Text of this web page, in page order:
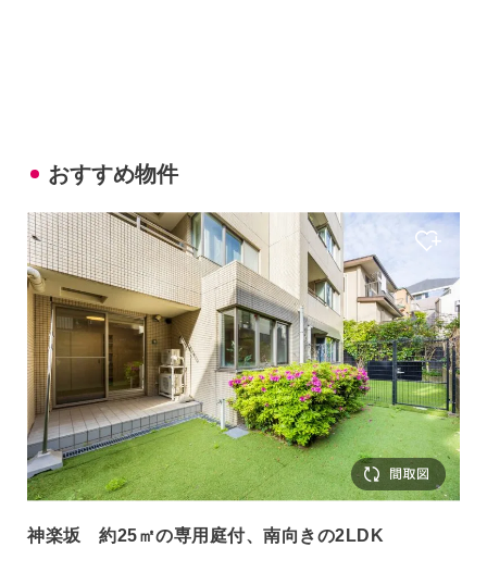
おすすめ物件
神楽坂 約25㎡の専用庭付、南向きの2LDK